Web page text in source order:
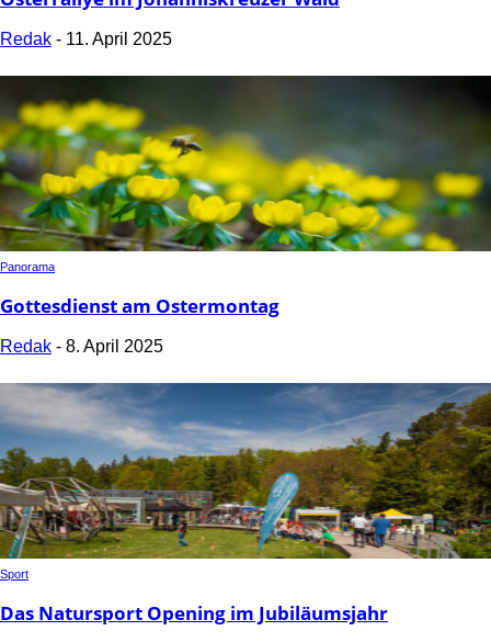
Redak - 11. April 2025
Panorama
Gottesdienst am Ostermontag
Redak - 8. April 2025
Sport
Das Natursport Opening im Jubiläumsjahr